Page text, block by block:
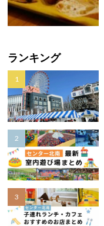
ランキング